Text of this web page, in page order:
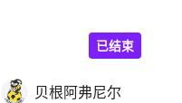
贝根阿弗尼尔
已结束